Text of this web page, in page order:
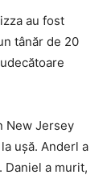
au fost
tânăr de 20
New Jersey
uşă. Anderl a
Daniel a murit,